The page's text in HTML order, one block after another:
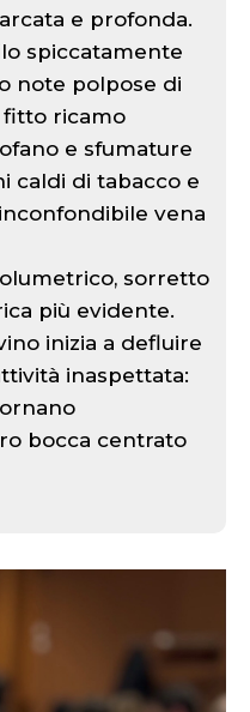
e profonda.
spiccatamente
note polpose di
fitto ricamo
e sfumature
caldi di tabacco e
vena
sorretto
più evidente.
inizia a defluire
inaspettata:
bocca centrato